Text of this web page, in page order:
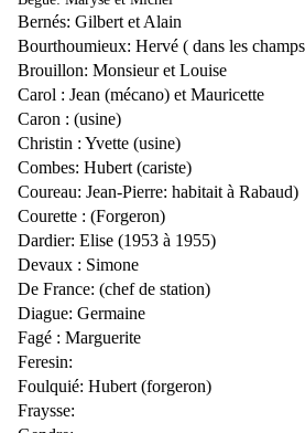
Bernés: Gilbert et Alain
Bourthoumieux: Hervé ( dans les
Brouillon: Monsieur et Louise
Carol : Jean (mécano) et Mauricette
Caron : (usine)
Christin : Yvette (usine)
Combes: Hubert (cariste)
Coureau: Jean-Pierre: habitait à Rabaud)
Courette : (Forgeron)
Dardier: Elise (1953 à 1955)
Devaux : Simone
De France: (chef de station)
Diague: Germaine
Fagé : Marguerite
Feresin:
Foulquié: Hubert (forgeron)
Fraysse: